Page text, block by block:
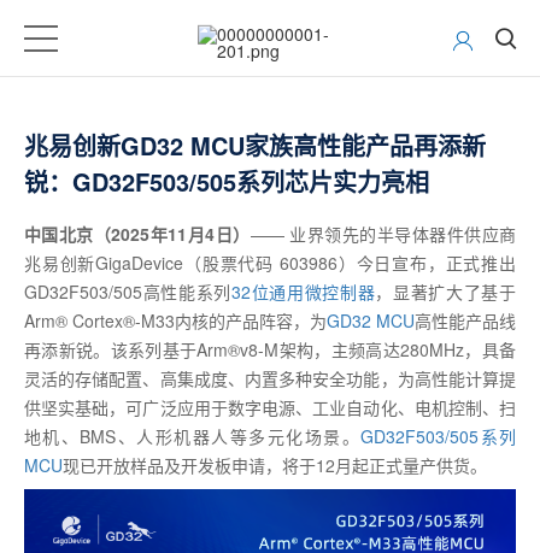
兆易创新GD32 MCU家族高性能产品再添新
锐：GD32F503/505系列芯片实力亮相
中国北京（2025年11月4日） —— 业界领先的半导体器件供应商
兆易创新GigaDevice（股票代码 603986）今日宣布，正式推出
GD32F503/505高性能系列32位通用微控制器，显著扩大了基于
Arm® Cortex®-M33内核的产品阵容，为GD32 MCU高性能产品线
再添新锐。该系列基于Arm®v8-M架构，主频高达280MHz，具备
灵活的存储配置、高集成度、内置多种安全功能，为高性能计算提
供坚实基础，可广泛应用于数字电源、工业自动化、电机控制、扫
地机、BMS、人形机器人等多元化场景。GD32F503/505系列
MCU现已开放样品及开发板申请，将于12月起正式量产供货。